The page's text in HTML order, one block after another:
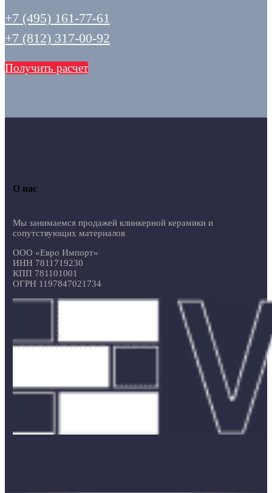
+7 (495) 161-77-61
+7 (812) 317-00-92
Получить расчет
О нас
Мы занимаемся продажей клинкерной керамики и
сопутствующих материалов
ООО «Евро Импорт»
ИНН 7811719230
КПП 781101001
ОГРН 1197847021734